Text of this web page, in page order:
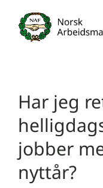
content
Har jeg
jobber
nyttår?